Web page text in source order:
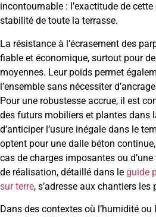
incontournable : l’exactitude de
stabilité de toute la terrasse.
La résistance à l’écrasement des
fiable et économique, surtout pour
moyennes. Leur poids permet
l’ensemble sans nécessiter
Pour une robustesse accrue, il est
des futurs mobiliers et plantes dans
d’anticiper l’usure inégale dans le
optent pour une dalle béton
cas de charges imposantes ou
de réalisation, détaillé dans le guide
sur terre, s’adresse aux chantiers les
Dans des contextes où l’humidité ou